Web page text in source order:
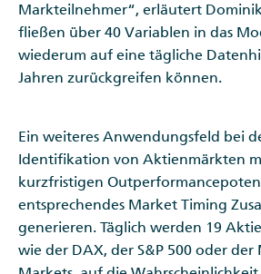
Markteilnehmer“, erläutert
fließen über 40 Variablen in das
wiederum auf eine tägliche
Jahren zurückgreifen können.
Ein weiteres Anwendungsfeld bei
Identifikation von Aktienmärkten
kurzfristigen
entsprechendes Market Timing
generieren. Täglich werden 19
wie der DAX, der S&P 500 oder der